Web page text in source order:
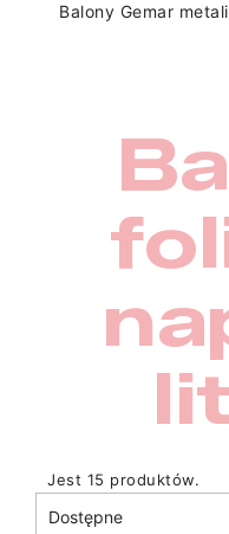
Balony Gemar
Jest 15 produktów.
Dostępne